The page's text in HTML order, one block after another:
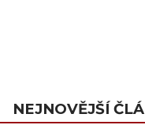
NEJNOVĚJŠÍ